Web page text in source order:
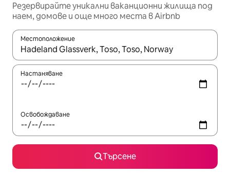
Резервирайте уникални ваканционни жилища под
наем, домове и още много места в Airbnb
Местоположение
Когато резултатите се покажат, използвайте
Настаняване
Освобождаване
Търсене